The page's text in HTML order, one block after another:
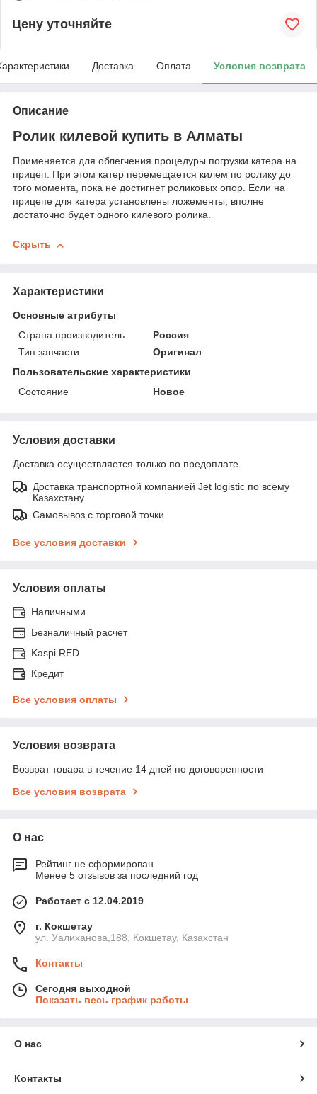
Цену уточняйте
Доставка Оплата Условия возврата
Описание
Ролик килевой купить в Алматы
Применяется для облегчения процедуры погрузки катера на
прицеп. При этом катер перемещается килем по ролику до
того момента, пока не достигнет роликовых опор. Если на
прицепе для катера установлены ложементы, вполне
достаточно будет одного килевого ролика.
Скрыть
Характеристики
Основные атрибуты
Страна производитель
Россия
Тип запчасти
Оригинал
Пользовательские характеристики
Состояние
Новое
Условия доставки
Доставка осуществляется только по предоплате.
Доставка транспортной компанией Jet logistic по всему
Казахстану
Самовывоз с торговой точки
Все условия доставки
Условия оплаты
Наличными
Безналичный расчет
Kaspi RED
Кредит
Все условия оплаты
Условия возврата
Возврат товара в течение 14 дней по договоренности
Все условия возврата
О нас
Рейтинг не сформирован
Менее 5 отзывов за последний год
Работает с 12.04.2019
г. Кокшетау
ул. Уалиханова,188, Кокшетау, Казахстан
Контакты
Сегодня выходной
Показать весь график работы
О нас
Контакты